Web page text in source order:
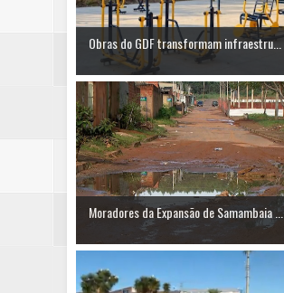
Obras do GDF transformam infraestru...
Moradores da Expansão de Samambaia ...